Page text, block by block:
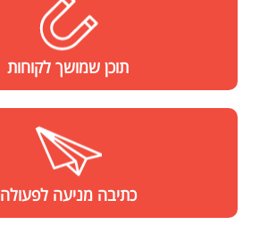
תוכן שמושך לקוחות
כתיבה מניעה לפעולה